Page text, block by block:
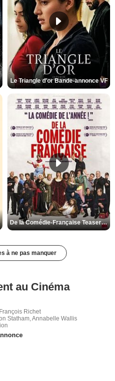
Le Triangle d'or Bande-annonce VF
De la Comédie-Française Teaser VF
à ne pas manquer
au Cinéma
Richet
Statham, Annabelle Wallis